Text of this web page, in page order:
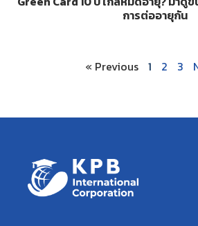
การต่ออายุกัน
« Previous 1 2 3